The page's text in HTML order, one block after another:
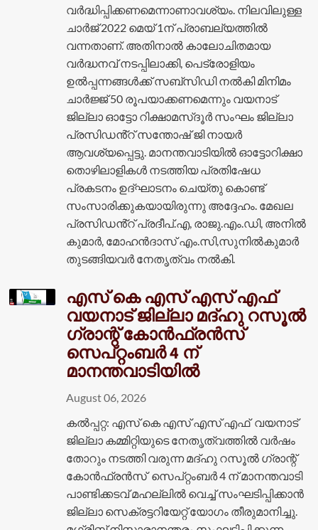
വർദ്ധിപ്പിക്കണമെന്നാണാവശ്യം. നിലവിലുള്ള
ചാർജ് 2022 മെയ് 1ന് പ്രാബല്യത്തിൽ
വന്നതാണ്. അതിനാൽ കാലോചിതമായ
വർദ്ധനവ് നടപ്പിലാക്കി, പെട്രോളിയം
ഉൽപ്പന്നങ്ങൾക്ക് സബ്‌സിഡി നൽകി മിനിമം
ചാർജ്ജ് 50 രൂപയാക്കണമെന്നും വയനാട്
ജില്ലാ ഓട്ടോ റിക്ഷാമസ്‌ദൂർ സംഘം ജില്ലാ
പ്രസിഡൻ്റ് സന്തോഷ് ജി നായർ
ആവശ്യപ്പെട്ടു. മാനന്തവാടിയിൽ ഓട്ടോറിക്ഷാ
തൊഴിലാളികൾ നടത്തിയ പ്രതിഷേധ
പ്രകടനം ഉദ്ഘാടനം ചെയ്തു കൊണ്ട്
സംസാരിക്കുകയായിരുന്നു അദ്ദേഹം. മേഖല
പ്രസിഡൻ്റ് പ്രദീപ്.എ, രാജു.എം.ഡി, അനിൽ
കുമാർ, മോഹൻദാസ് എം.സി,സുനിൽകുമാർ
തുടങ്ങിയവർ നേതൃത്വം നൽകി.
എസ് കെ എസ് എസ് എഫ്
വയനാട് ജില്ലാ മദ്ഹു റസൂൽ
ഗ്രാന്റ് കോൻഫ്രൻസ്
സെപ്റ്റംബർ 4 ന്
മാനന്തവാടിയിൽ
August 06, 2026
കൽപ്പറ്റ: എസ് കെ എസ് എസ് എഫ് വയനാട്
ജില്ലാ കമ്മിറ്റിയുടെ നേതൃത്വത്തിൽ വർഷം
തോറും നടത്തി വരുന്ന മദ്ഹു റസൂൽ ഗ്രാന്റ്
കോൻഫ്രൻസ് സെപ്റ്റംബർ 4 ന് മാനന്തവാടി
പാണ്ടിക്കടവ് മഹല്ലിൽ വെച്ച് സംഘടിപ്പിക്കാൻ
ജില്ലാ സെക്രട്ടറിയേറ്റ് യോഗം തീരുമാനിച്ചു.